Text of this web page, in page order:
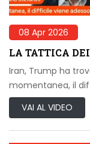
08 Apr 2026
LA TATTICA
Iran, Trump ha
momentanea, il
VAI AL VIDEO